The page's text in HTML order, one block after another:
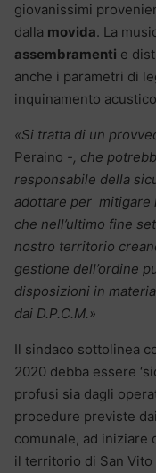
giovanissimi
dalla movida. La
assembramenti e
anche i parametri di
inquinamento
«Si tratta di un
Peraino -, che
responsabile della
adottare per mitigare
che nell’ultimo fine
nostro territorio
gestione dell’ordine
disposizioni in
dai D.P.C.M.»
Il sindaco sottolinea
2020 debba essere
profusi sia dagli
procedure previste
comunale, ad iniziare
il territorio di San Vito